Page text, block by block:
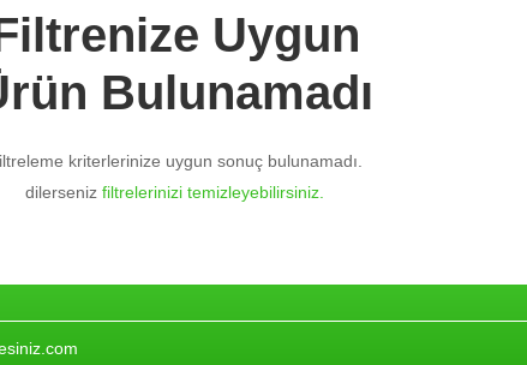
Uygun
Bulunamadı
kriterlerinize uygun sonuç bulunamadı.
dilerseniz filtrelerinizi temizleyebilirsiniz.